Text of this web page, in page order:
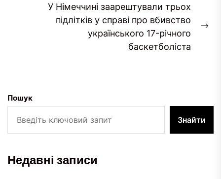
У Німеччині заарештували трьох
підлітків у справі про вбивство
українського 17-річного
баскетболіста
Пошук
Знайти
Недавні записи